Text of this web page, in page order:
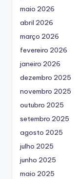
maio 2026
abril 2026
março 2026
fevereiro 2026
janeiro 2026
dezembro 2025
novembro 2025
outubro 2025
setembro 2025
agosto 2025
julho 2025
junho 2025
maio 2025